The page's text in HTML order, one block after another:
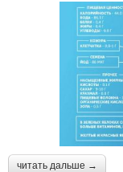
читать дальше →